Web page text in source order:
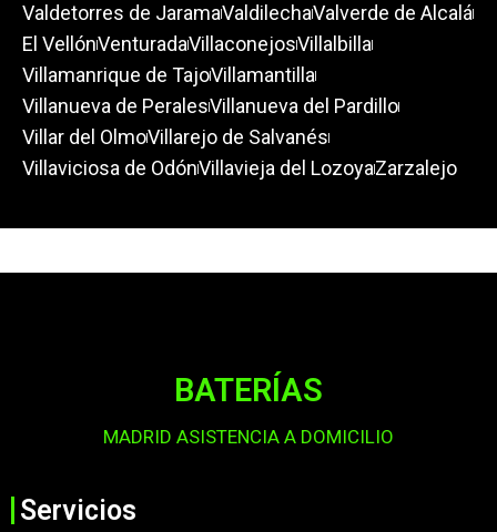
Valdetorres de JaramaValdilechaValverde de Alcalá
El VellónVenturadaVillaconejosVillalbilla
Villamanrique de TajoVillamantilla
Villanueva de PeralesVillanueva del Pardillo
Villar del OlmoVillarejo de Salvanés
Villaviciosa de OdónVillavieja del LozoyaZarzalejo
BATERÍAS
MADRID ASISTENCIA A DOMICILIO
Servicios